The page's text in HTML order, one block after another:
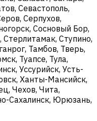
Севастополь,
Серпухов,
Сосновый Бор,
Ступино,
Тамбов, Тверь,
Туапсе, Тула,
Уссурийск, Усть-
Ханты-Мансийск,
Чехов, Чита,
Сахалинск, Юрюзань,